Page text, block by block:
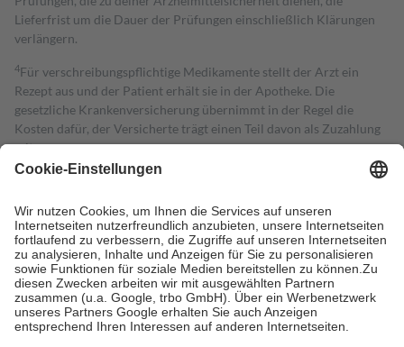
Lieferfrist um die Dauer der Prüfungen einschließlich Klärungen
verlängern.
4Für verschreibungspflichtige Medikamente stellt der Arzt ein
Rezept aus und der Patient erhält sie in der Apotheke. Die
gesetzliche Krankenversicherung übernimmt in der Regel die
Kosten dafür, der Versicherte trägt einen Teil davon als Zuzahlung
mit.
Grundsätzlich leisten Mitglieder Zuzahlungen in Höhe von zehn
höchstens zehn Euro.
Es sind jedoch nie mehr als die tatsächlichen
Kosten der Leistung zu entrichten.
Diese Regeln gelten grundsätzlich auch für Online-Apotheken.
Bei Heilmitteln und häuslicher Krankenpflege beträgt die
Zuzahlung zehn Prozent der Kosten sowie zehn Euro je
Verordnung.
Um das Engagement der Versicherten für ihre eigene Gesundheit zu
stärken und die besondere Stellung der Familie zu unterstützen,